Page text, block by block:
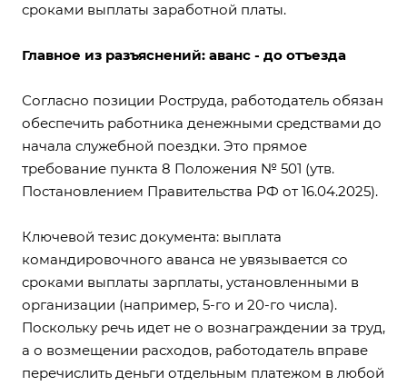
сроками выплаты заработной платы.
Главное из разъяснений: аванс - до отъезда
Согласно позиции Роструда, работодатель обязан
обеспечить работника денежными средствами до
начала служебной поездки. Это прямое
требование пункта 8 Положения № 501 (утв.
Постановлением Правительства РФ от 16.04.2025).
Ключевой тезис документа: выплата
командировочного аванса не увязывается со
сроками выплаты зарплаты, установленными в
организации (например, 5-го и 20-го числа).
Поскольку речь идет не о вознаграждении за труд,
а о возмещении расходов, работодатель вправе
перечислить деньги отдельным платежом в любой